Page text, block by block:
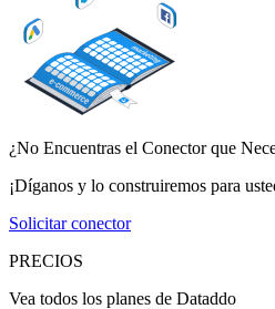
¿No Encuentras el Conector que
¡Díganos y lo construiremos para
Solicitar conector
PRECIOS
Vea todos los planes de Dataddo